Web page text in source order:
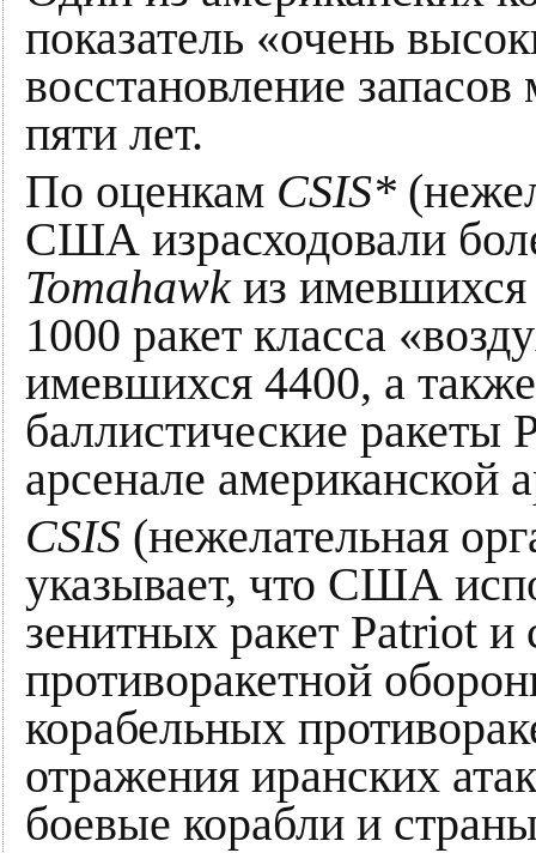
показатель «очень
восстановление
пяти лет.
По оценкам CSIS*
США израсходовали
Tomahawkиз имевшихся
1000 ракет класса
имевшихся 4400, а
баллистические ракеты
арсенале американской
CSIS (нежелательная
указывает, что США
зенитных ракет Patriot и
противоракетной
корабельных
отражения иранских
боевые корабли и